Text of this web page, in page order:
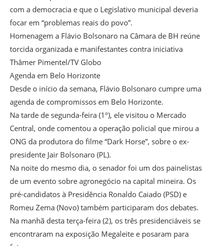
com a democracia e que o Legislativo municipal deveria
focar em “problemas reais do povo”.
Homenagem a Flávio Bolsonaro na Câmara de BH reúne
torcida organizada e manifestantes contra iniciativa
Thâmer Pimentel/TV Globo
Agenda em Belo Horizonte
Desde o início da semana, Flávio Bolsonaro cumpre uma
agenda de compromissos em Belo Horizonte.
Na tarde de segunda-feira (1º), ele visitou o Mercado
Central, onde comentou a operação policial que mirou a
ONG da produtora do filme “Dark Horse”, sobre o ex-
presidente Jair Bolsonaro (PL).
Na noite do mesmo dia, o senador foi um dos painelistas
de um evento sobre agronegócio na capital mineira. Os
pré-candidatos à Presidência Ronaldo Caiado (PSD) e
Romeu Zema (Novo) também participaram dos debates.
Na manhã desta terça-feira (2), os três presidenciáveis se
encontraram na exposição Megaleite e posaram para